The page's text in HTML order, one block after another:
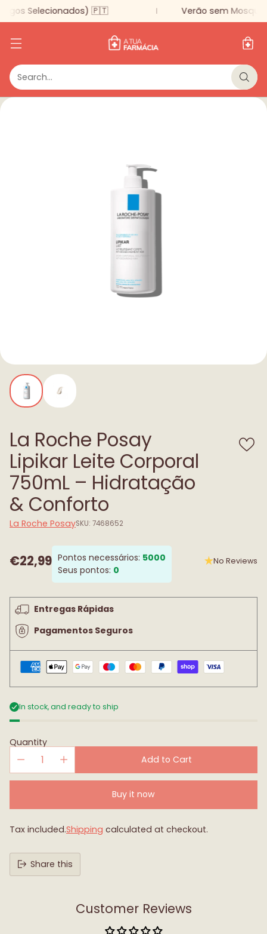
Search…
Selecionados) 🇵🇹 Verão sem
La Roche Posay
Lipikar Leite Corporal
750mL – Hidratação
& Conforto
La Roche PosaySKU: 7468652
Regular
€22,99 Pontos necessários: 5000
Seus pontos: 0
No Reviews
Entregas Rápidas
Pagamentos Seguros
In stock, and ready to ship
Quantity
Add to Cart
Buy it now
Tax included.Shipping calculated at checkout.
Share this
Customer Reviews